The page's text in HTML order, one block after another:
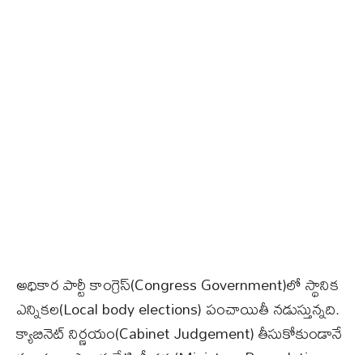
అధికార పార్టీ కాంగ్రెస్‌(Congress Government)లో స్థానిక
ఎన్నికల(Local body elections) పంచాయితీ నడుస్తున్నది.
క్యాబినెట్ నిర్ణయం(Cabinet Judgement) తీసుకోకుండానే